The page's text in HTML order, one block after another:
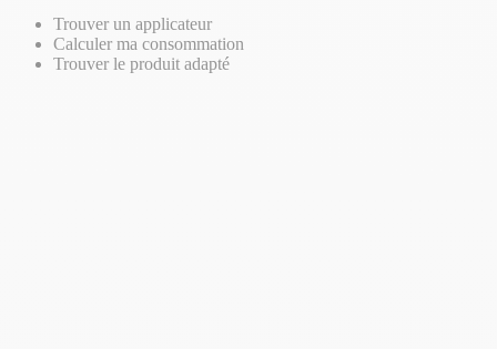
Trouver un applicateur
Calculer ma consommation
Trouver le produit adapté